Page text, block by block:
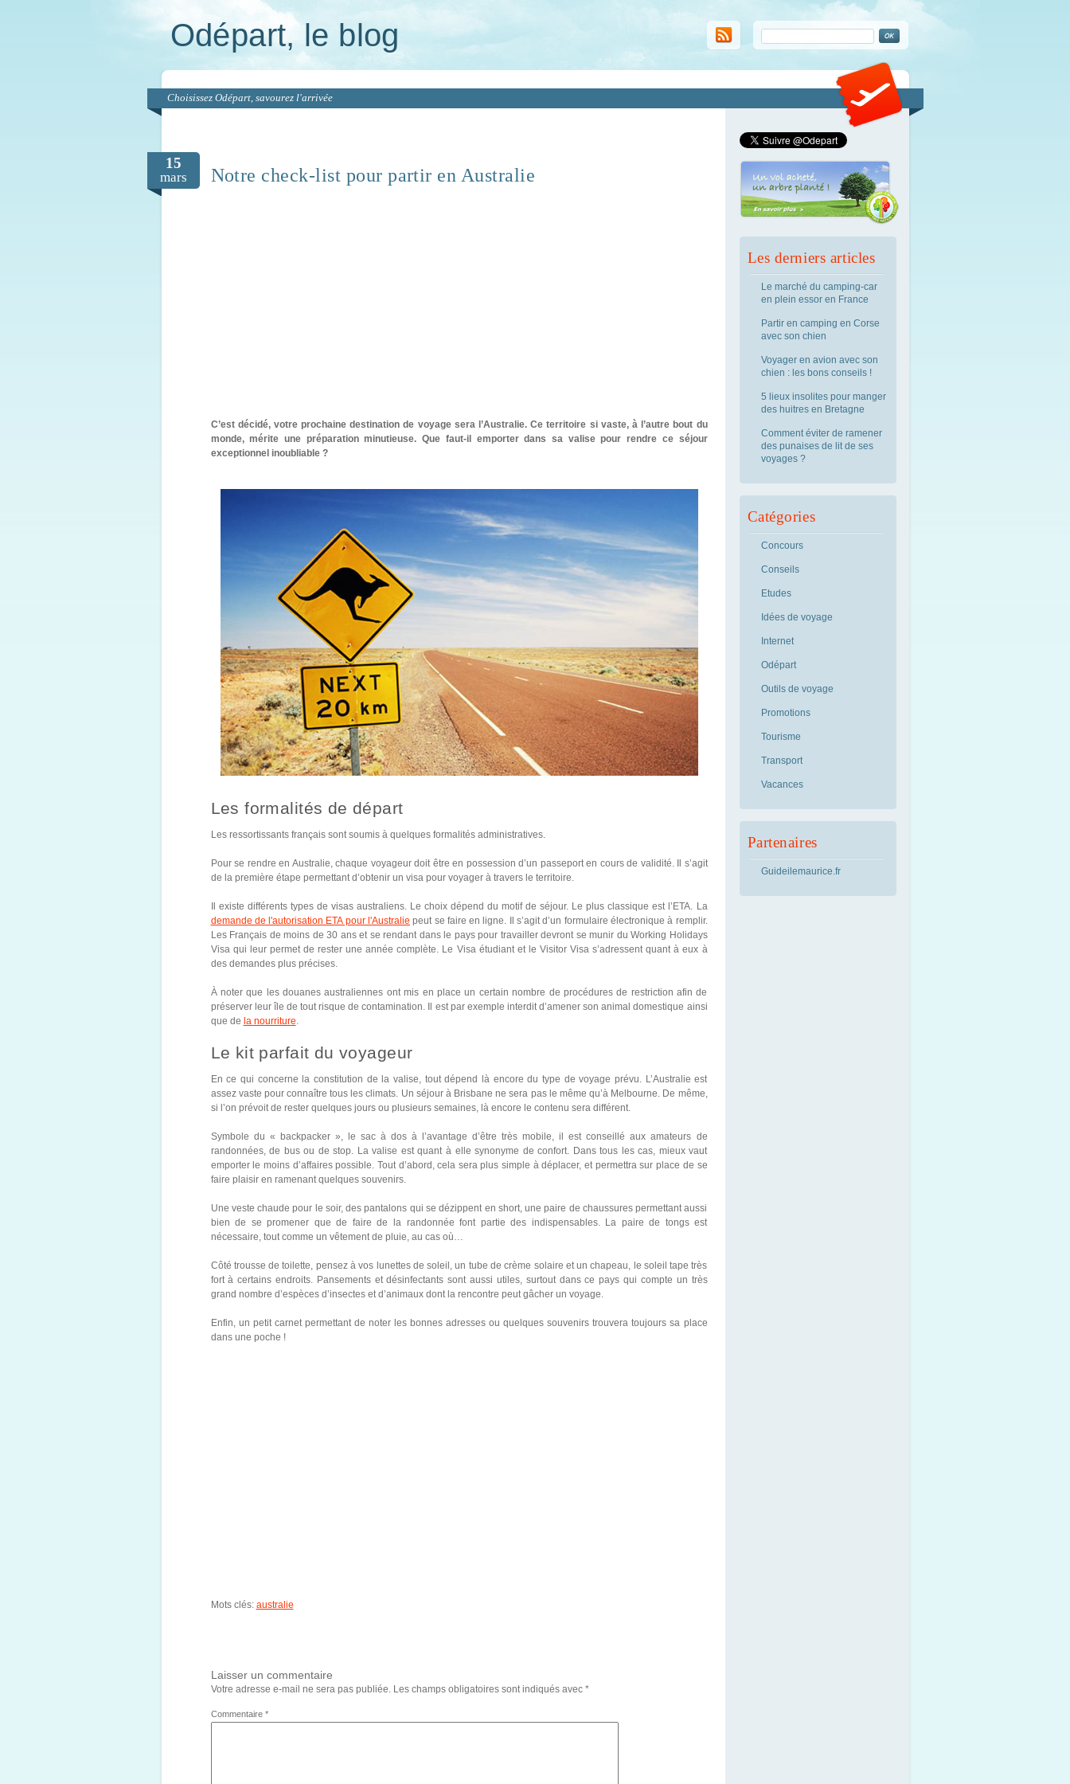
Odépart, le blog
Choisissez Odépart, savourez l'arrivée
15
mars Notre check-list pour partir en Australie
C’est décidé, votre prochaine destination de voyage sera l’Australie. Ce territoire si vaste, à l’autre bout du
monde, mérite une préparation minutieuse. Que faut-il emporter dans sa valise pour rendre ce séjour
exceptionnel inoubliable ?
Les formalités de départ
Les ressortissants français sont soumis à quelques formalités administratives.
Pour se rendre en Australie, chaque voyageur doit être en possession d’un passeport en cours de validité. Il s’agit
de la première étape permettant d’obtenir un visa pour voyager à travers le territoire.
Il existe différents types de visas australiens. Le choix dépend du motif de séjour. Le plus classique est l’ETA. La
demande de l'autorisation ETA pour l'Australie peut se faire en ligne. Il s’agit d’un formulaire électronique à remplir.
Les Français de moins de 30 ans et se rendant dans le pays pour travailler devront se munir du Working Holidays
Visa qui leur permet de rester une année complète. Le Visa étudiant et le Visitor Visa s’adressent quant à eux à
des demandes plus précises.
À noter que les douanes australiennes ont mis en place un certain nombre de procédures de restriction afin de
préserver leur île de tout risque de contamination. Il est par exemple interdit d’amener son animal domestique ainsi
que de la nourriture.
Le kit parfait du voyageur
En ce qui concerne la constitution de la valise, tout dépend là encore du type de voyage prévu. L’Australie est
assez vaste pour connaître tous les climats. Un séjour à Brisbane ne sera pas le même qu’à Melbourne. De même,
si l’on prévoit de rester quelques jours ou plusieurs semaines, là encore le contenu sera différent.
Symbole du « backpacker », le sac à dos à l’avantage d’être très mobile, il est conseillé aux amateurs de
randonnées, de bus ou de stop. La valise est quant à elle synonyme de confort. Dans tous les cas, mieux vaut
emporter le moins d’affaires possible. Tout d’abord, cela sera plus simple à déplacer, et permettra sur place de se
faire plaisir en ramenant quelques souvenirs.
Une veste chaude pour le soir, des pantalons qui se dézippent en short, une paire de chaussures permettant aussi
bien de se promener que de faire de la randonnée font partie des indispensables. La paire de tongs est
nécessaire, tout comme un vêtement de pluie, au cas où…
Côté trousse de toilette, pensez à vos lunettes de soleil, un tube de crème solaire et un chapeau, le soleil tape très
fort à certains endroits. Pansements et désinfectants sont aussi utiles, surtout dans ce pays qui compte un très
grand nombre d’espèces d’insectes et d’animaux dont la rencontre peut gâcher un voyage.
Enfin, un petit carnet permettant de noter les bonnes adresses ou quelques souvenirs trouvera toujours sa place
dans une poche !
Mots clés: australie
Laisser un commentaire
Votre adresse e-mail ne sera pas publiée. Les champs obligatoires sont indiqués avec *
Commentaire *
Les derniers articles
Le marché du camping-car
en plein essor en France
Partir en camping en Corse
avec son chien
Voyager en avion avec son
chien : les bons conseils !
5 lieux insolites pour manger
des huitres en Bretagne
Comment éviter de ramener
des punaises de lit de ses
voyages ?
Catégories
Concours
Conseils
Etudes
Idées de voyage
Internet
Odépart
Outils de voyage
Promotions
Tourisme
Transport
Vacances
Partenaires
Guideilemaurice.fr